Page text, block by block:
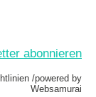
abonnieren
powered by
Websamurai